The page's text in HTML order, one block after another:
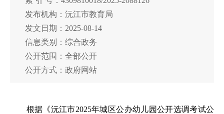
发布机构：沅江市教育局
发文日期：2025-08-14
信息类别：综合政务
公开范围：全部公开
公开方式：政府网站
根据《沅江市2025年城区公办幼儿园公开选调考试公